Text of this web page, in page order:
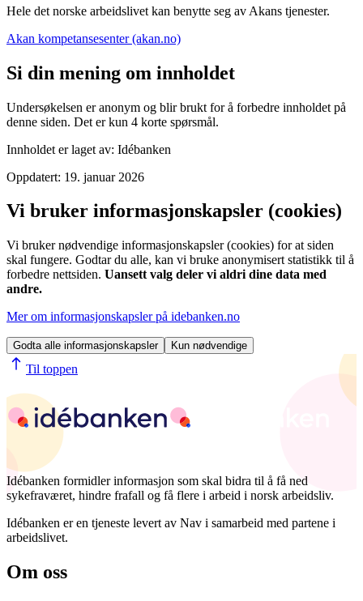
Hele det norske arbeidslivet kan benytte seg av Akans tjenester.
Akan kompetansesenter (akan.no)
Si din mening om innholdet
Undersøkelsen er anonym og blir brukt for å forbedre innholdet på
denne siden. Det er kun 4 korte spørsmål.
Innholdet er laget av: Idébanken
Oppdatert: 19. januar 2026
Vi bruker informasjonskapsler (cookies)
Vi bruker nødvendige informasjonskapsler (cookies) for at siden
skal fungere. Godtar du alle, kan vi bruke anonymisert statistikk til å
forbedre nettsiden. Uansett valg deler vi aldri dine data med
andre.
Mer om informasjonskapsler på idebanken.no
Godta alle informasjonskapsler Kun nødvendige
Til toppen
Idébanken formidler informasjon som skal bidra til å få ned
sykefraværet, hindre frafall og få flere i arbeid i norsk arbeidsliv.
Idébanken er en tjeneste levert av Nav i samarbeid med partene i
arbeidslivet.
Om oss